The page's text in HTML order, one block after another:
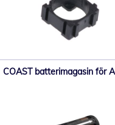
COAST batterimagasin för